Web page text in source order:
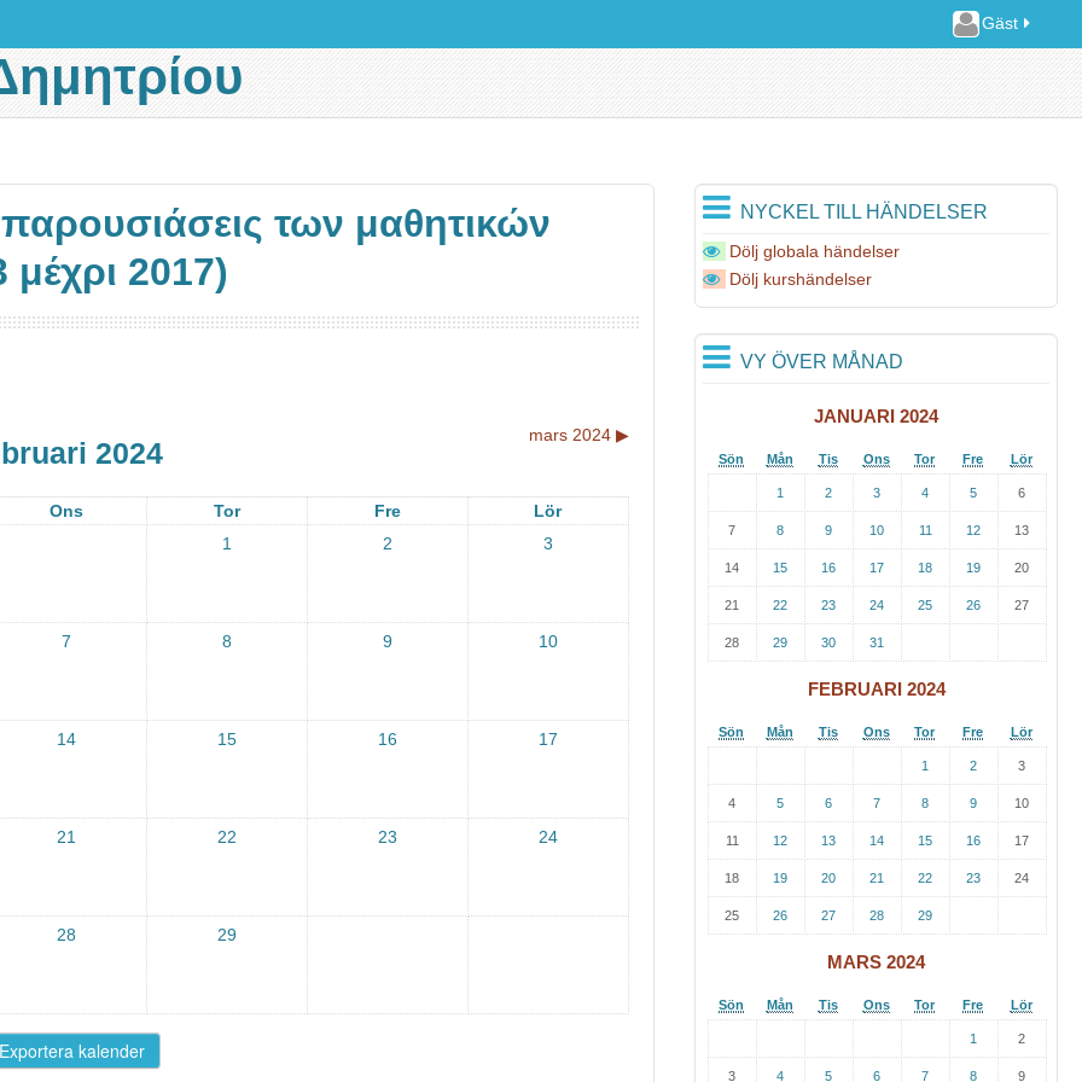
Gäst
των μαθητικών
2017)
2024
mars 2024 ▶︎
Ons Tor Fre
Lör
1
2 3
7 8 9 10
14 15 16 17
21 22 23 24
28 29
NYCKEL TILL HÄNDELSER
Dölj globala händelser
Dölj kurshändelser
VY ÖVER MÅNAD
JANUARI 2024
Sön Mån Tis Ons Tor Fre Lör
1 2 3 4 5 6
7 8 9 10 11 12 13
14 15 16 17 18 19 20
21 22 23 24 25 26 27
28 29 30 31
FEBRUARI 2024
Sön Mån Tis Ons Tor Fre Lör
1 2 3
4 5 6 7 8 9 10
11 12 13 14 15 16 17
18 19 20 21 22 23 24
25 26 27 28 29
MARS 2024
Sön Mån Tis Ons Tor Fre Lör
1 2
3 4 5 6 7 8 9